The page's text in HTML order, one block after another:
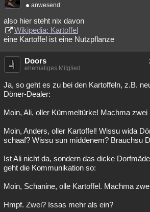
anwesend
also hier steht nix davon
Wikipedia: Kartoffel
eine Kartoffel ist eine Nutzpflanze
Doors
ehemaliges Mitglied
Ja, so geht es zu bei den Kartoffeln, z.B.
Döner-Dealer:
Moin, Ali, oller Kümmeltürke! Machma zwei
Moin, Anders, oller Kartoffel! Wissu wida
schaaf? Wissu sun middenem? Brauchsu
Ist Ali nicht da, sondern das dicke
geht die Kommunikation so:
Moin, Schanine, olle Kartoffel. Machma
Hmpf. Zwei? Issas mehr als ein?